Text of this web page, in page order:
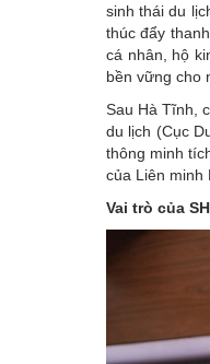
sinh thái du
thúc đẩy
cá nhân, hộ
bền vững cho
Sau Hà Tĩnh,
du lịch (Cục
thông minh
của Liên minh
Vai trò của